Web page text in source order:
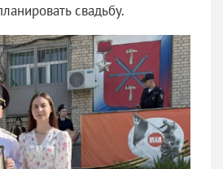
свадьбу.